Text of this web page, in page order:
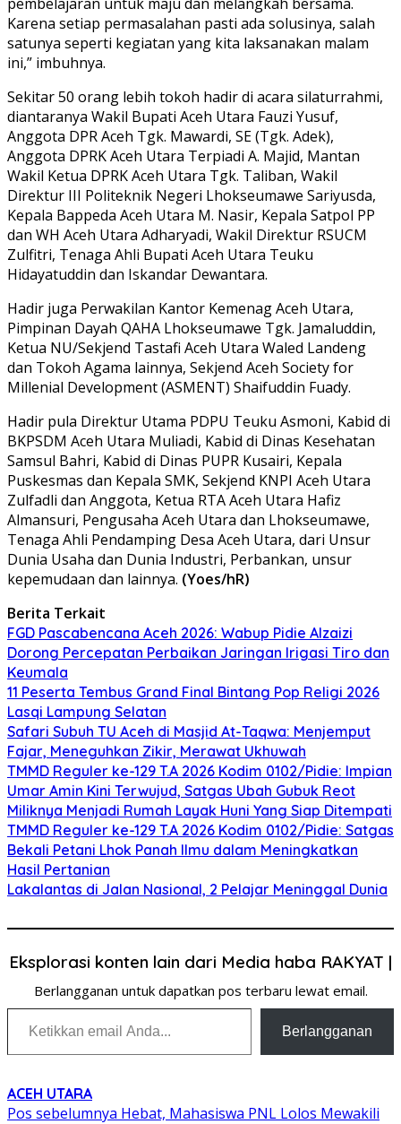
Karena setiap permasalahan pasti ada solusinya, salah
satunya seperti kegiatan yang kita laksanakan malam
ini,” imbuhnya.
Sekitar 50 orang lebih tokoh hadir di acara silaturrahmi,
diantaranya Wakil Bupati Aceh Utara Fauzi Yusuf,
Anggota DPR Aceh Tgk. Mawardi, SE (Tgk. Adek),
Anggota DPRK Aceh Utara Terpiadi A. Majid, Mantan
Wakil Ketua DPRK Aceh Utara Tgk. Taliban, Wakil
Direktur III Politeknik Negeri Lhokseumawe Sariyusda,
Kepala Bappeda Aceh Utara M. Nasir, Kepala Satpol PP
dan WH Aceh Utara Adharyadi, Wakil Direktur RSUCM
Zulfitri, Tenaga Ahli Bupati Aceh Utara Teuku
Hidayatuddin dan Iskandar Dewantara.
Hadir juga Perwakilan Kantor Kemenag Aceh Utara,
Pimpinan Dayah QAHA Lhokseumawe Tgk. Jamaluddin,
Ketua NU/Sekjend Tastafi Aceh Utara Waled Landeng
dan Tokoh Agama lainnya, Sekjend Aceh Society for
Millenial Development (ASMENT) Shaifuddin Fuady.
Hadir pula Direktur Utama PDPU Teuku Asmoni, Kabid di
BKPSDM Aceh Utara Muliadi, Kabid di Dinas Kesehatan
Samsul Bahri, Kabid di Dinas PUPR Kusairi, Kepala
Puskesmas dan Kepala SMK, Sekjend KNPI Aceh Utara
Zulfadli dan Anggota, Ketua RTA Aceh Utara Hafiz
Almansuri, Pengusaha Aceh Utara dan Lhokseumawe,
Tenaga Ahli Pendamping Desa Aceh Utara, dari Unsur
Dunia Usaha dan Dunia Industri, Perbankan, unsur
kepemudaan dan lainnya. (Yoes/hR)
Berita Terkait
FGD Pascabencana Aceh 2026: Wabup Pidie Alzaizi
Dorong Percepatan Perbaikan Jaringan Irigasi Tiro dan
Keumala
11 Peserta Tembus Grand Final Bintang Pop Religi 2026
Lasqi Lampung Selatan
Safari Subuh TU Aceh di Masjid At-Taqwa: Menjemput
Fajar, Meneguhkan Zikir, Merawat Ukhuwah
TMMD Reguler ke-129 T.A 2026 Kodim 0102/Pidie: Impian
Umar Amin Kini Terwujud, Satgas Ubah Gubuk Reot
Miliknya Menjadi Rumah Layak Huni Yang Siap Ditempati
TMMD Reguler ke-129 T.A 2026 Kodim 0102/Pidie: Satgas
Bekali Petani Lhok Panah Ilmu dalam Meningkatkan
Hasil Pertanian
Lakalantas di Jalan Nasional, 2 Pelajar Meninggal Dunia
Eksplorasi konten lain dari Media haba RAKYAT |
Berlangganan untuk dapatkan pos terbaru lewat email.
Ketikkan email Anda...
Berlangganan
ACEH UTARA
Navigasi
Pos sebelumnya Hebat, Mahasiswa PNL Lolos Mewakili